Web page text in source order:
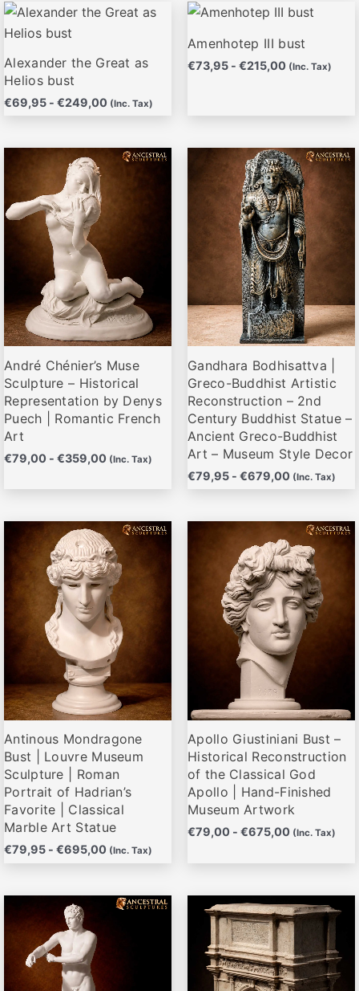
Alexander the Great as
Helios bust
€69,95 - €249,00
Rango
€69,95
(Inc. Tax)
Este
producto
múltiples
variantes.
Las
elegir
en
página
producto
Amenhotep III bust
€73,95 - €215,00
Rango
de
precios:
desde
€73,95
(Inc. Tax)
Este
tiene
múltiples
Las
pueden
elegir
página
producto
André Chénier’s Muse
Sculpture – Historical
Representation by Denys
Puech | Romantic French
Art
€79,00 - €359,00
Rango
€79,00
(Inc. Tax)
Este
tiene
múltiples
variantes.
opciones
se
pueden
elegir
en
la
página
de
producto
Gandhara Bodhisattva |
Greco-Buddhist Artistic
Reconstruction – 2nd
Century Buddhist Statue –
Ancient Greco-Buddhist
Art – Museum Style Decor
€79,95 - €679,00
Rango
de
precios:
desde
€79,95
hasta
€679,00
(Inc. Tax)
Este
producto
tiene
múltiples
variantes.
Las
se
pueden
elegir
en
la
página
de
producto
Antinous Mondragone
Bust | Louvre Museum
Sculpture | Roman
Portrait of Hadrian’s
Favorite | Classical
Marble Art Statue
€79,95 - €695,00
Rango
de
precios:
desde
€79,95
hasta
€695,00
(Inc. Tax)
Este
producto
tiene
múltiples
variantes.
Las
opciones
pueden
elegir
en
la
página
de
producto
Apollo Giustiniani Bust –
Historical Reconstruction
of the Classical God
Apollo | Hand-Finished
Museum Artwork
€79,00 - €675,00
Rango
de
precios:
desde
€79,00
hasta
€675,00
(Inc. Tax)
Este
producto
múltiples
variantes.
opciones
elegir
en
la
página
de
producto
Rango
producto
tiene
múltiples
Rango
de
precios:
desde
€83,95
hasta
€332,00
Este
producto
tiene
múltiples